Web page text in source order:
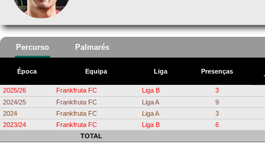
Percurso Palmarés
Época Equipa Liga
Presenças
2025/26
Frankfruta FC Liga B
3
2024/25
Frankfruta FC Liga A
9
2024
Frankfruta FC Liga A
3
2023/24
Frankfruta FC Liga B
6
TOTAL